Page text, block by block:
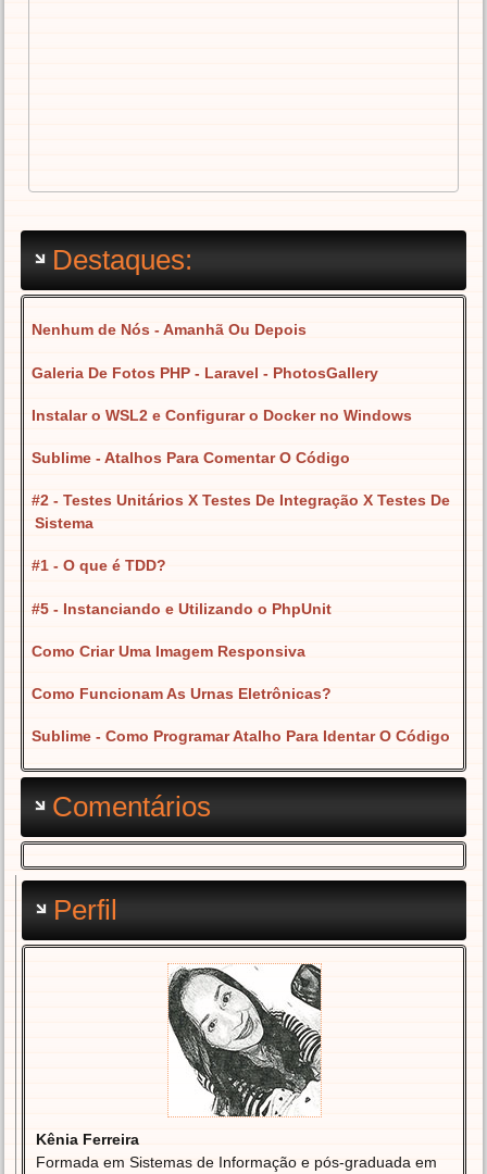
Destaques:
Nenhum de Nós - Amanhã Ou Depois
Galeria De Fotos PHP - Laravel - PhotosGallery
Instalar o WSL2 e Configurar o Docker no Windows
Sublime - Atalhos Para Comentar O Código
#2 - Testes Unitários X Testes De Integração X Testes De
Sistema
#1 - O que é TDD?
#5 - Instanciando e Utilizando o PhpUnit
Como Criar Uma Imagem Responsiva
Como Funcionam As Urnas Eletrônicas?
Sublime - Como Programar Atalho Para Identar O Código
Comentários
Perfil
Kênia Ferreira
Formada em Sistemas de Informação e pós-graduada em